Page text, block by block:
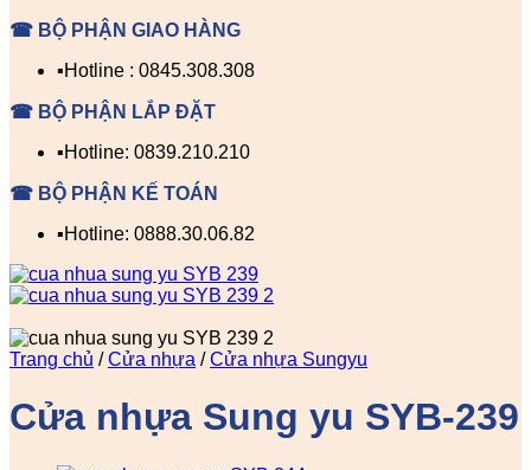
☎ BỘ PHẬN GIAO HÀNG
▪️Hotline : 0845.308.308
☎ BỘ PHẬN LẮP ĐẶT
▪️Hotline: 0839.210.210
☎ BỘ PHẬN KẾ TOÁN
▪️Hotline: 0888.30.06.82
Trang chủ / Cửa nhựa / Cửa nhựa Sungyu
Cửa nhựa Sung yu SYB-239